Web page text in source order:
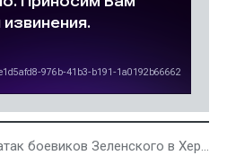
Зеленского в Херсонской области за сутки пострадали два мирных жителя